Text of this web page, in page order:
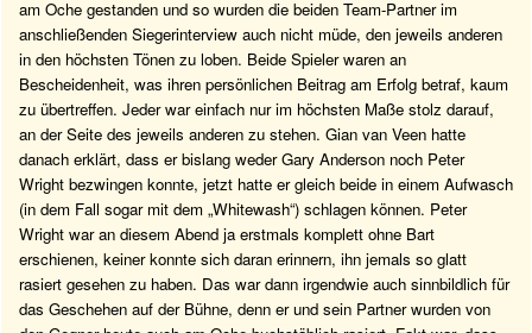
am Oche gestanden und so wurden die beiden Team-Partner im
anschließenden Siegerinterview auch nicht müde, den jeweils anderen
in den höchsten Tönen zu loben. Beide Spieler waren an
Bescheidenheit, was ihren persönlichen Beitrag am Erfolg betraf, kaum
zu übertreffen. Jeder war einfach nur im höchsten Maße stolz darauf,
an der Seite des jeweils anderen zu stehen. Gian van Veen hatte
danach erklärt, dass er bislang weder Gary Anderson noch Peter
Wright bezwingen konnte, jetzt hatte er gleich beide in einem Aufwasch
(in dem Fall sogar mit dem „Whitewash“) schlagen können. Peter
Wright war an diesem Abend ja erstmals komplett ohne Bart
erschienen, keiner konnte sich daran erinnern, ihn jemals so glatt
rasiert gesehen zu haben. Das war dann irgendwie auch sinnbildlich für
das Geschehen auf der Bühne, denn er und sein Partner wurden von